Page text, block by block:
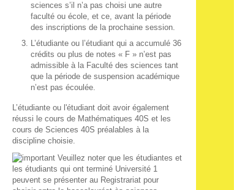
sciences s’il n’a pas choisi une autre
faculté ou école, et ce, avant la période
des inscriptions de la prochaine session.
L’étudiante ou l’étudiant qui a accumulé 36
crédits ou plus de notes « F » n’est pas
admissible à la Faculté des sciences tant
que la période de suspension académique
n’est pas écoulée.
L’étudiante ou l'étudiant doit avoir également
réussi le cours de Mathématiques 40S et les
cours de Sciences 40S préalables à la
discipline choisie.
Veuillez noter que les étudiantes et
les étudiants qui ont terminé Université 1
peuvent se présenter au Registrariat pour